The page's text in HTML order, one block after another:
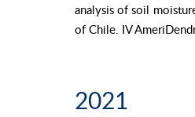
analysis of soil
of Chile. IV
2021